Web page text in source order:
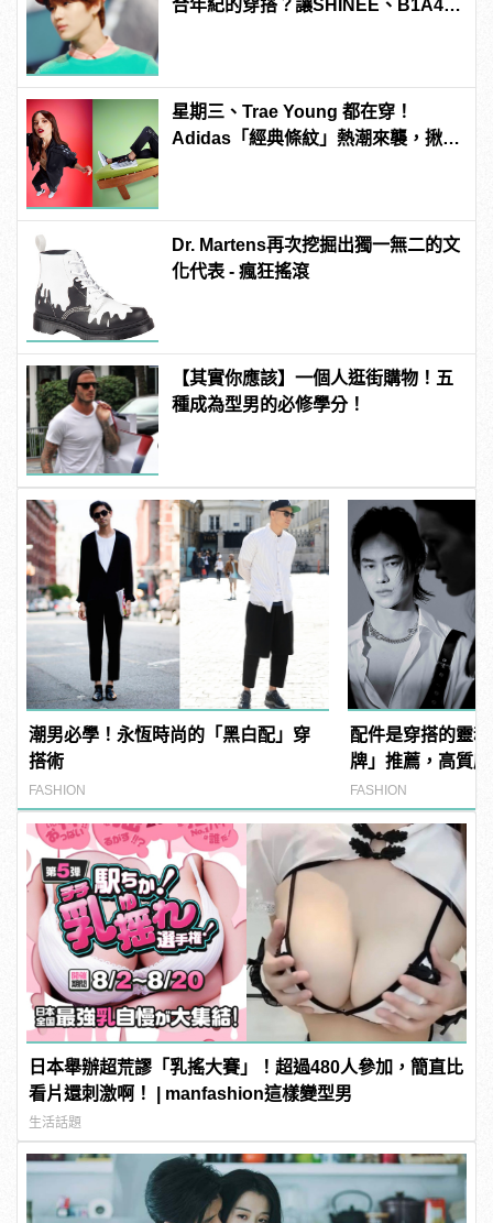
合年紀的穿搭？讓SHINEE、B1A4、
星期三、Trae Young 都在穿！
Adidas「經典條紋」熱潮來襲，揪Z
Dr. Martens再次挖掘出獨一無二的文
化代表 - 瘋狂搖滾
【其實你應該】一個人逛街購物！五
種成為型男的必修學分！
潮男必學！永恆時尚的「黑白配」穿
搭術
FASHION
配件是穿搭的靈
牌」推薦，高質
FASHION
日本舉辦超荒謬「乳搖大賽」！超過480人參加，簡直比
看片還刺激啊！ | manfashion這樣變型男
生活話題